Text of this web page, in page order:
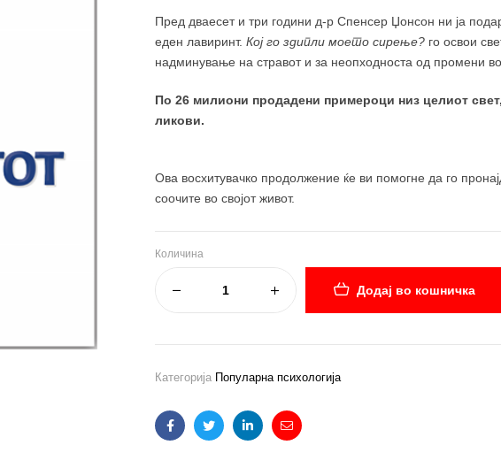
Пред дваесет и три години д-р Спенсер Џонсон ни ја
еден лавиринт. Кој го здипли моето сирење? го освои
надминување на стравот и за неопходноста од промени во
По 26 милиони продадени примероци низ целиот
ликови.
Ова восхитувачко продолжение ќе ви помогне да го
соочите во својот живот.
Количина
Додај во кошничка
Категорија Популарна психологија
FacebookTwitterLinkedinEmail